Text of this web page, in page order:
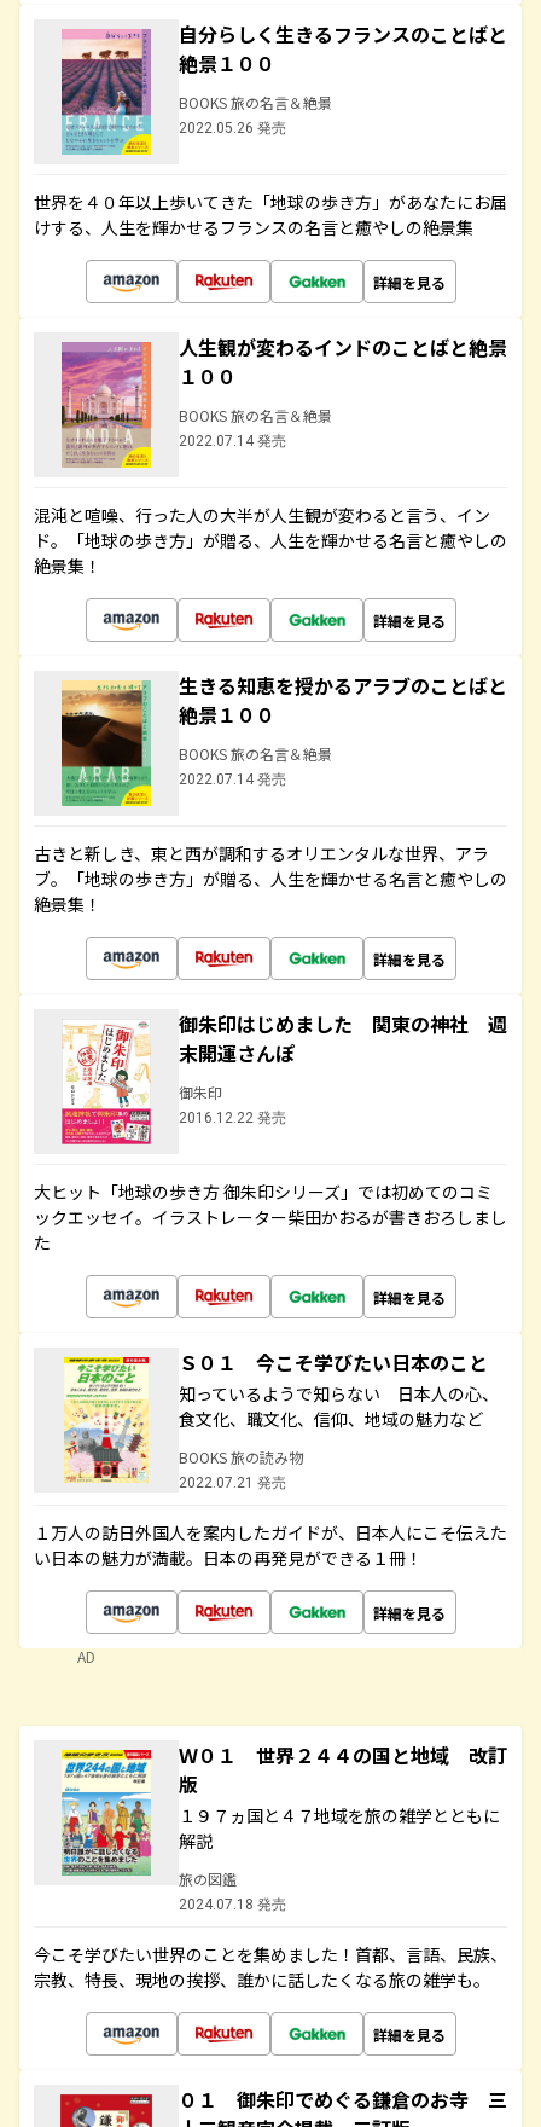
自分らしく生きるフランスのことばと
絶景１００
BOOKS 旅の名言＆絶景
2022.05.26 発売
世界を４０年以上歩いてきた「地球の歩き方」があなたにお届
けする、人生を輝かせるフランスの名言と癒やしの絶景集
詳細を見る
人生観が変わるインドのことばと絶景
１００
BOOKS 旅の名言＆絶景
2022.07.14 発売
混沌と喧噪、行った人の大半が人生観が変わると言う、イン
ド。「地球の歩き方」が贈る、人生を輝かせる名言と癒やしの
絶景集！
詳細を見る
生きる知恵を授かるアラブのことばと
絶景１００
BOOKS 旅の名言＆絶景
2022.07.14 発売
古きと新しき、東と西が調和するオリエンタルな世界、アラ
ブ。「地球の歩き方」が贈る、人生を輝かせる名言と癒やしの
絶景集！
詳細を見る
御朱印はじめました 関東の神社 週
末開運さんぽ
御朱印
2016.12.22 発売
大ヒット「地球の歩き方 御朱印シリーズ」では初めてのコミ
ックエッセイ。イラストレーター柴田かおるが書きおろしまし
た
詳細を見る
Ｓ０１ 今こそ学びたい日本のこと
知っているようで知らない 日本人の心、
食文化、職文化、信仰、地域の魅力など
BOOKS 旅の読み物
2022.07.21 発売
１万人の訪日外国人を案内したガイドが、日本人にこそ伝えた
い日本の魅力が満載。日本の再発見ができる１冊！
詳細を見る
AD
Ｗ０１ 世界２４４の国と地域 改訂
版
１９７ヵ国と４７地域を旅の雑学とともに
解説
旅の図鑑
2024.07.18 発売
今こそ学びたい世界のことを集めました！首都、言語、民族、
宗教、特長、現地の挨拶、誰かに話したくなる旅の雑学も。
詳細を見る
０１ 御朱印でめぐる鎌倉のお寺 三